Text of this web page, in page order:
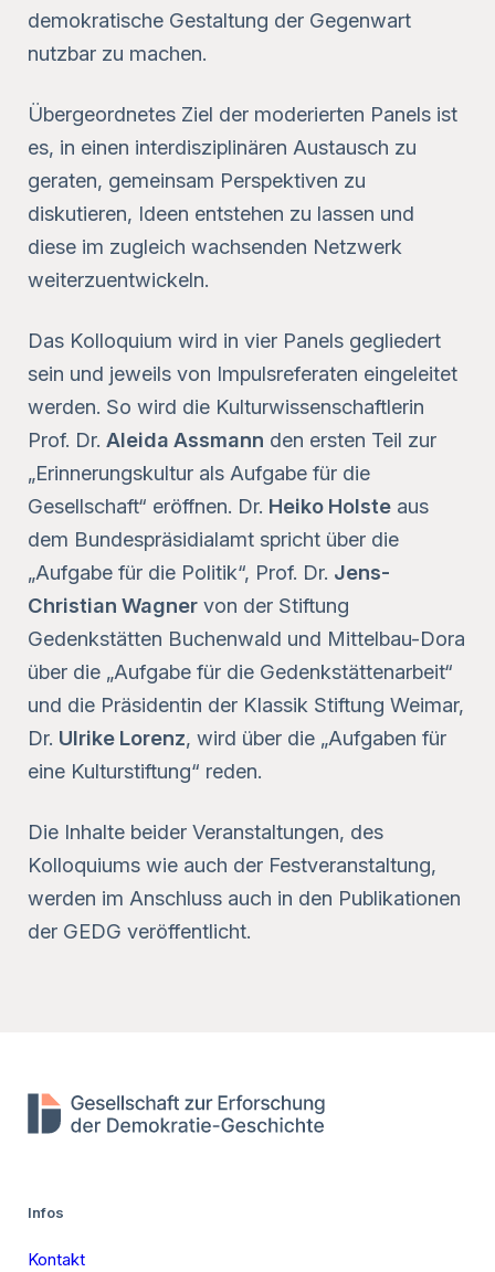
demokratische Gestaltung der Gegenwart
nutzbar zu machen.
Übergeordnetes Ziel der moderierten Panels ist
es, in einen interdisziplinären Austausch zu
geraten, gemeinsam Perspektiven zu
diskutieren, Ideen entstehen zu lassen und
diese im zugleich wachsenden Netzwerk
weiterzuentwickeln.
Das Kolloquium wird in vier Panels gegliedert
sein und jeweils von Impulsreferaten eingeleitet
werden. So wird die Kulturwissenschaftlerin
Prof. Dr. Aleida Assmann den ersten Teil zur
„Erinnerungskultur als Aufgabe für die
Gesellschaft“ eröffnen. Dr. Heiko Holste aus
dem Bundespräsidialamt spricht über die
„Aufgabe für die Politik“, Prof. Dr. Jens-
Christian Wagner von der Stiftung
Gedenkstätten Buchenwald und Mittelbau-Dora
über die „Aufgabe für die Gedenkstättenarbeit“
und die Präsidentin der Klassik Stiftung Weimar,
Dr. Ulrike Lorenz, wird über die „Aufgaben für
eine Kulturstiftung“ reden.
Die Inhalte beider Veranstaltungen, des
Kolloquiums wie auch der Festveranstaltung,
werden im Anschluss auch in den Publikationen
der GEDG veröffentlicht.
Infos
Kontakt